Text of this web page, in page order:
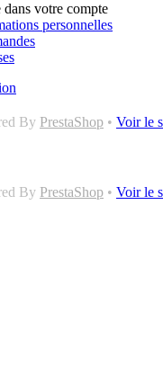
votre compte
personnelles
By PrestaShop • Voir le
By PrestaShop • Voir le